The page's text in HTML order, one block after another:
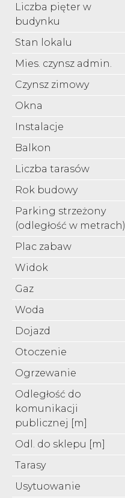
Liczba pięter w
budynku
Stan lokalu
Mies. czynsz admin.
Czynsz zimowy
Okna
Instalacje
Balkon
Liczba tarasów
Rok budowy
Parking strzeżony
(odległość w metrach)
Plac zabaw
Widok
Gaz
Woda
Dojazd
Otoczenie
Ogrzewanie
Odległość do
komunikacji
publicznej [m]
Odl. do sklepu [m]
Tarasy
Usytuowanie